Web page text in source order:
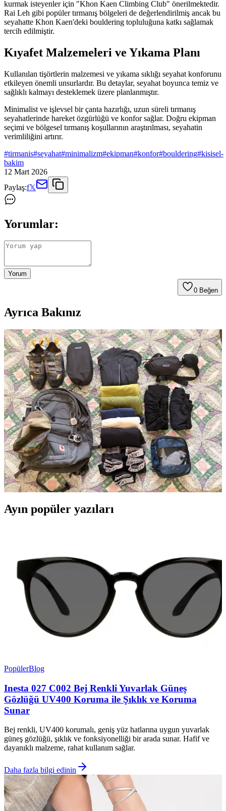
kurmak isteyenler için "Khon Kaen Climbing Club" önerilmektedir.
Rai Leh gibi popüler tırmanış bölgeleri de değerlendirilmiş ancak bu
seyahatte Khon Kaen'deki bouldering topluluğuna katkı sağlamak
tercih edilmiştir.
Kıyafet Malzemeleri ve Yıkama Planı
Kullanılan tişörtlerin malzemesi ve yıkama sıklığı seyahat konforunu
etkileyen önemli unsurlardır. Bu detaylar, seyahat boyunca temiz ve
sağlıklı kalmayı desteklemek üzere planlanmıştır.
Minimalist ve işlevsel bir çanta hazırlığı, uzun süreli tırmanış
seyahatlerinde hareket özgürlüğü ve konfor sağlar. Doğru ekipman
seçimi ve bölgesel tırmanış koşullarının araştırılması, seyahatin
verimliliğini artırır.
#tirmanis#seyahat#minimalizm#ekipman#konfor#bouldering#kisisel-
bakim
12 Mart 2026
Paylaş:f𝕏
Yorumlar:
Yorum
0 Beğen
Ayrıca Bakınız
6 Aylık Tırmanış Seyahati İçin Hafif ve Fonksiyonel
Sırt Çantası Hazırlama Rehberi
6 aylık tırmanış seyahati için farklı iklimlere uygun kıyafet ve
ekipman seçimi, havaalanı güvenliği ve bölgesel tırmanış kuralları
dikkate alınarak fonksiyonel sırt çantası hazırlama yöntemleri
anlatılmaktadır.
Tayland'da 2 Haftalık Tırmanış Seyahati İçin
Minimalist Tek Çanta Hazırlığı ve Ekipman Seçimi
Tayland'da Bangkok ve Khon Kaen bölgelerinde planlanan iki
haftalık tırmanış seyahati için minimalist ve işlevsel bir sırt çantası
hazırlığı yapılmıştır. Kıyafet, teknik ekipman ve kişisel bakım
ürünleri seyahatin ihtiyaçlarına göre seçilmiştir.
Ayın popüler yazıları
PopülerBlog
Inesta 027 C002 Bej Renkli Yuvarlak Güneş
Gözlüğü UV400 Koruma ile Şıklık ve Koruma
Sunar
Bej renkli, UV400 korumalı, geniş yüz hatlarına uygun yuvarlak
güneş gözlüğü, şıklık ve fonksiyonelliği bir arada sunar. Hafif ve
dayanıklı malzeme, rahat kullanım sağlar.
Daha fazla bilgi edinin